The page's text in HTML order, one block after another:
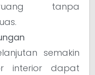
tanpa
semakin
interior dapat